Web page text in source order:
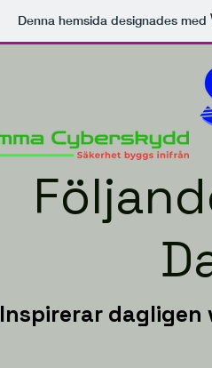
Denna hemsida designades med
Inspirerar dagligen